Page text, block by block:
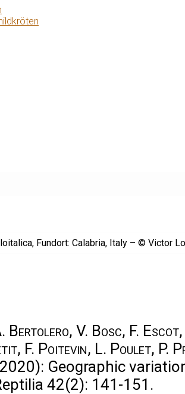
Bertolero, V. Bosc, F.
F. Poitevin, L. Poulet, P.
Geographic
42(2): 141-151.